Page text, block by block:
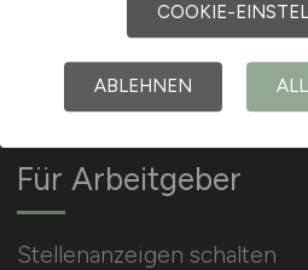
Social Media & Networks
Gleichberechtigung &
Für Arbeitgeber
Stellenanzeigen schalten
COOKIE-
ABLEHNEN